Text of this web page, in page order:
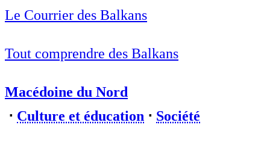
Le Courrier des Balkans
Tout comprendre des Balkans
Macédoine du Nord
⋅ Culture et éducation ⋅ Société